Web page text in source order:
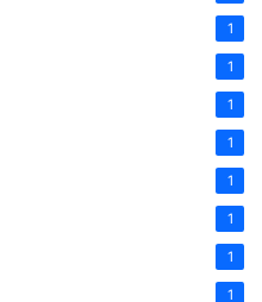
1
1
1
1
1
1
1
1